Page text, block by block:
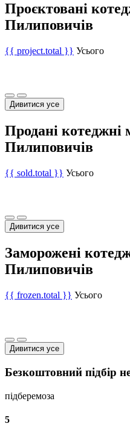
Проєктовані
Пилиповичів
{{ project.total }} Усього
Дивитися усе
Продані котеджні
Пилиповичів
{{ sold.total }} Усього
Дивитися усе
Заморожені
Пилиповичів
{{ frozen.total }} Усього
Дивитися усе
Безкоштовний підбір
підберемоза
5